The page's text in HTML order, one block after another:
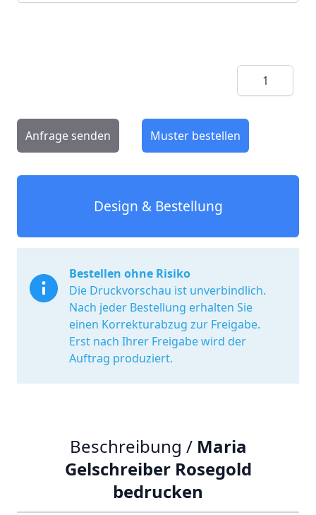
Menge
Anfrage senden Muster bestellen
Design & Bestellung
Bestellen ohne Risiko
Die Druckvorschau ist unverbindlich.
Nach jeder Bestellung erhalten Sie
einen Korrekturabzug zur Freigabe.
Erst nach Ihrer Freigabe wird der
Auftrag produziert.
Beschreibung / Maria
Gelschreiber Rosegold
bedrucken